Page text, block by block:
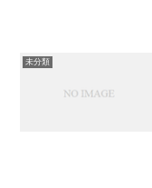
未分類